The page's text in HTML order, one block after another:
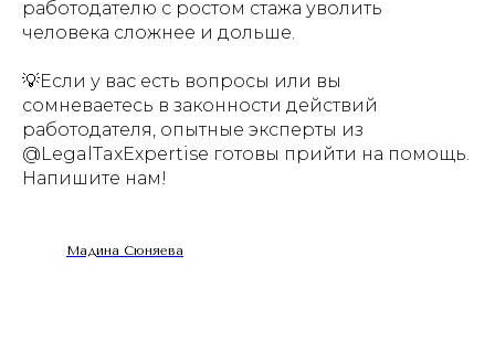
работодателю с ростом стажа уволить
человека сложнее и дольше.
💡Если у вас есть вопросы или вы
сомневаетесь в законности действий
работодателя, опытные эксперты из
@LegalTaxExpertise готовы прийти на помощь.
Напишите нам!
Мадина Сюняева